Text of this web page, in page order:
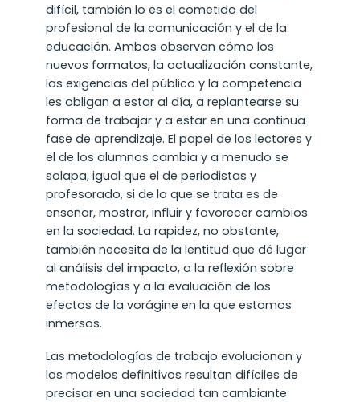
difícil, también lo es el cometido del
profesional de la comunicación y el de la
educación. Ambos observan cómo los
nuevos formatos, la actualización constante,
las exigencias del público y la competencia
les obligan a estar al día, a replantearse su
forma de trabajar y a estar en una continua
fase de aprendizaje. El papel de los lectores y
el de los alumnos cambia y a menudo se
solapa, igual que el de periodistas y
profesorado, si de lo que se trata es de
enseñar, mostrar, influir y favorecer cambios
en la sociedad. La rapidez, no obstante,
también necesita de la lentitud que dé lugar
al análisis del impacto, a la reflexión sobre
metodologías y a la evaluación de los
efectos de la vorágine en la que estamos
inmersos.
Las metodologías de trabajo evolucionan y
los modelos definitivos resultan difíciles de
precisar en una sociedad tan cambiante